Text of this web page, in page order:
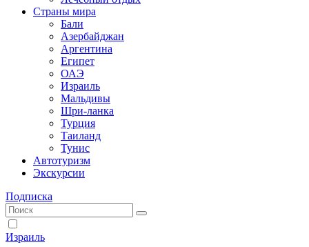
Страны мира
Бали
Азербайджан
Аргентина
Египет
ОАЭ
Израиль
Мальдивы
Шри-ланка
Турция
Таиланд
Тунис
Автотуризм
Экскурсии
Подписка
Израиль